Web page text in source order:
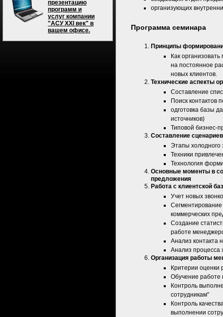
презентацию
программ и
услуг компании
"АСУ XXI век" в
вашем офисе.
организующих
Программа семинара
Принципы
Как
на постоянное
новых клиентов.
Технические аспекты
Составление
Поиск контактов
одготовка базы
источников)
Типовой бизнес-
Составление
Этапы холодного
Техники
Технология
Основные моменты в
предложения
Работа с клиентской
Учет новых
коммерческих
Создание
работе
Анализ контакта
Анализ процесса
Организация работы
Критерии оценки
Обучение работе
Контроль
сотрудникам"
Контроль
выполнении